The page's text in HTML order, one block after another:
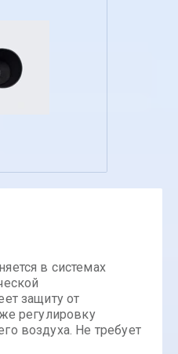
в системах
защиту от
регулировку
воздуха. Не требует